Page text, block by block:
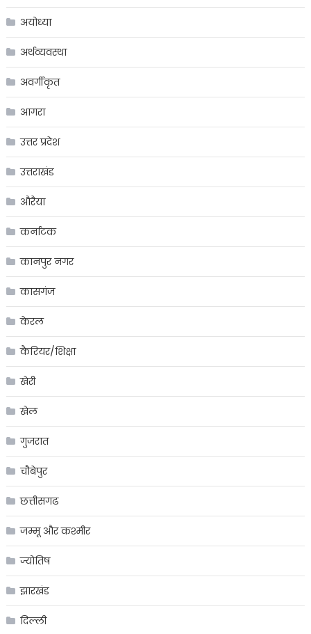
अयोध्या
अर्थव्यवस्था
अवर्गीकृत
आगरा
उत्तर प्रदेश
उत्तराखंड
औरैया
कर्नाटक
कानपुर नगर
कासगंज
केरल
कैरियर/शिक्षा
खेरी
खेल
गुजरात
चौबेपुर
छत्तीसगढ
जम्मू और कश्मीर
ज्योतिष
झारखंड
दिल्ली